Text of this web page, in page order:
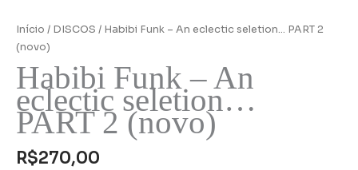
Início / DISCOS / Habibi Funk – An eclectic seletion… PART 2
(novo)
Habibi Funk – An
eclectic seletion…
PART 2 (novo)
R$270,00